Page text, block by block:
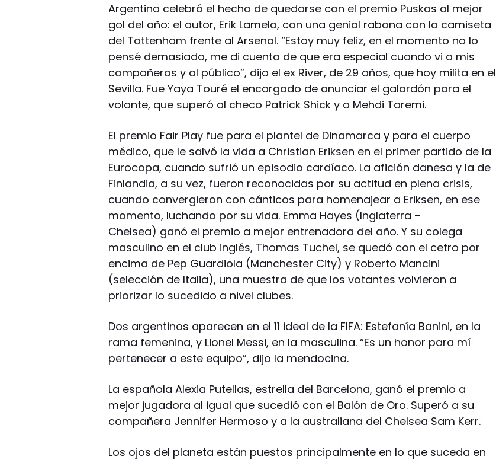
Argentina celebró el hecho de quedarse con el premio Puskas al mejor
gol del año: el autor, Erik Lamela, con una genial rabona con la camiseta
del Tottenham frente al Arsenal. “Estoy muy feliz, en el momento no lo
pensé demasiado, me di cuenta de que era especial cuando vi a mis
compañeros y al público”, dijo el ex River, de 29 años, que hoy milita en el
Sevilla. Fue Yaya Touré el encargado de anunciar el galardón para el
volante, que superó al checo Patrick Shick y a Mehdi Taremi.
El premio Fair Play fue para el plantel de Dinamarca y para el cuerpo
médico, que le salvó la vida a Christian Eriksen en el primer partido de la
Eurocopa, cuando sufrió un episodio cardíaco. La afición danesa y la de
Finlandia, a su vez, fueron reconocidas por su actitud en plena crisis,
cuando convergieron con cánticos para homenajear a Eriksen, en ese
momento, luchando por su vida. Emma Hayes (Inglaterra –
Chelsea) ganó el premio a mejor entrenadora del año. Y su colega
masculino en el club inglés, Thomas Tuchel, se quedó con el cetro por
encima de Pep Guardiola (Manchester City) y Roberto Mancini
(selección de Italia), una muestra de que los votantes volvieron a
priorizar lo sucedido a nivel clubes.
Dos argentinos aparecen en el 11 ideal de la FIFA: Estefanía Banini, en la
rama femenina, y Lionel Messi, en la masculina. “Es un honor para mí
pertenecer a este equipo”, dijo la mendocina.
La española Alexia Putellas, estrella del Barcelona, ganó el premio a
mejor jugadora al igual que sucedió con el Balón de Oro. Superó a su
compañera Jennifer Hermoso y a la australiana del Chelsea Sam Kerr.
Los ojos del planeta están puestos principalmente en lo que suceda en